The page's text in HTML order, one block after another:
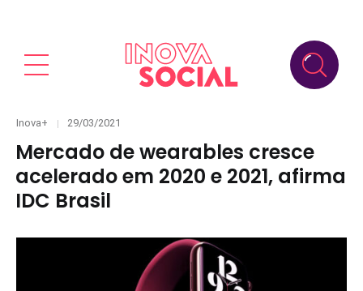
Categories
Inova+
Posted
29/03/2021
Mercado de wearables cresce
acelerado em 2020 e 2021, afirma
IDC Brasil